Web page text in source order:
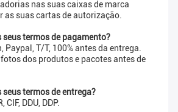
nas suas caixas de marca
as suas cartas de autorização.
seus termos de pagamento?
Paypal, T/T, 100% antes da entrega.
dos produtos e pacotes antes de
seus termos de entrega?
CIF, DDU, DDP.